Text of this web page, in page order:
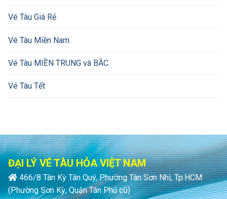
Vé Tàu Giá Rẻ
Vé Tàu Miền Nam
Vé Tàu MIỀN TRUNG và BẮC
Vé Tàu Tết
ĐẠI LÝ VÉ TÀU HỎA VIỆT NAM
466/8 Tân Kỳ Tân Quý, Phường Tân Sơn Nhì, Tp.HCM
(Phường Sơn Kỳ, Quận Tân Phú cũ)